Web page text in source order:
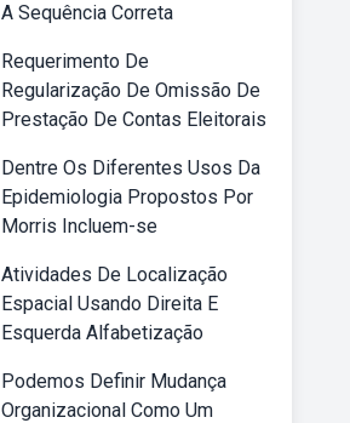
A Sequência Correta
Requerimento De
Regularização De Omissão De
Prestação De Contas Eleitorais
Dentre Os Diferentes Usos Da
Epidemiologia Propostos Por
Morris Incluem-se
Atividades De Localização
Espacial Usando Direita E
Esquerda Alfabetização
Podemos Definir Mudança
Organizacional Como Um